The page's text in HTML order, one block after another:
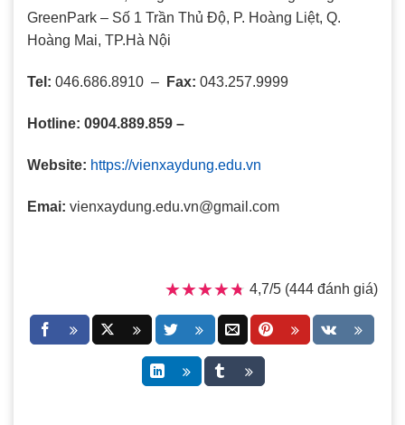
GreenPark – Số 1 Trần Thủ Độ, P. Hoàng Liệt, Q.
Hoàng Mai, TP.Hà Nội
Tel: 046.686.8910 – Fax: 043.257.9999
Hotline: 0904.889.859 –
Website: https://vienxaydung.edu.vn
Emai: vienxaydung.edu.vn@gmail.com
★★★★★
★★★★★ 4,7/5 (444 đánh giá)